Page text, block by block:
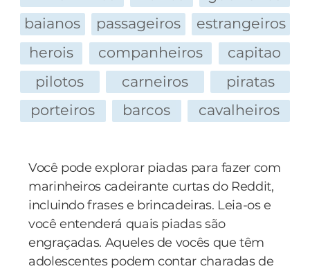
Obra Divina, até mesmo com coisas
aparentemente inúteis...
- Sim, irmã, e daí?
- Seguimos o seu conselho, e resolvemos usar
aquela estranha matéria para fazer velas!
baianos
passageiros
estrangeiros
herois
companheiros
capitao
pilotos
carneiros
piratas
porteiros
barcos cavalheiros
Você pode explorar piadas para fazer com
marinheiros cadeirante curtas do Reddit,
incluindo frases e brincadeiras. Leia-os e
você entenderá quais piadas são
engraçadas. Aqueles de vocês que têm
adolescentes podem contar charadas de